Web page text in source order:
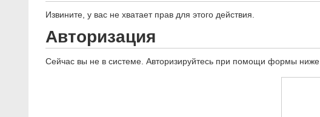
Извините, у вас не хватает прав для этого действия.
Авторизация
Сейчас вы не в системе. Авторизируйтесь при помощи формы ниже.